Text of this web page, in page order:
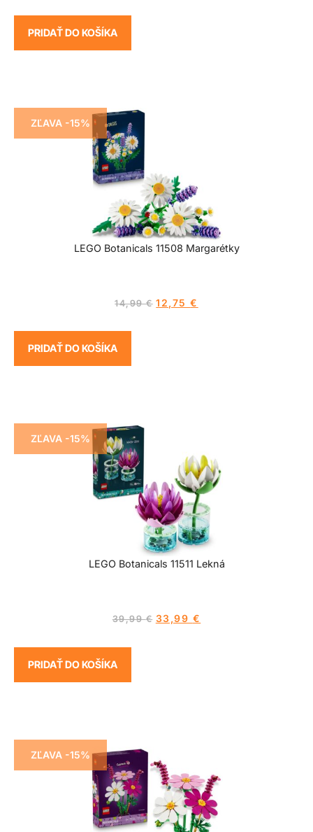
PRIDAŤ DO KOŠÍKA
ZĽAVA -15%
LEGO Botanicals 11508 Margarétky
14,99€ 12,75€
PRIDAŤ DO KOŠÍKA
ZĽAVA -15%
LEGO Botanicals 11511 Lekná
39,99€ 33,99 €
PRIDAŤ DO KOŠÍKA
ZĽAVA -15%